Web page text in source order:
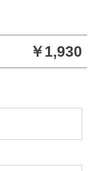
￥1,930